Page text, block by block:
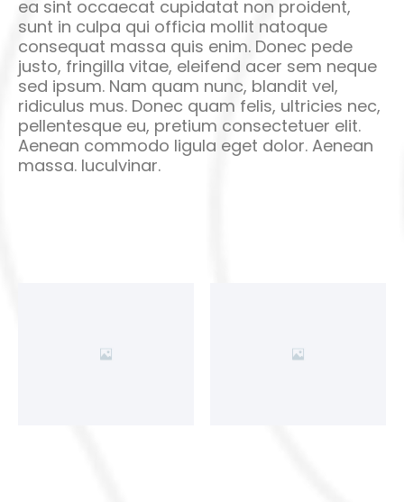
ea sint occaecat cupidatat non proident,
sunt in culpa qui officia mollit natoque
consequat massa quis enim. Donec pede
justo, fringilla vitae, eleifend acer sem neque
sed ipsum. Nam quam nunc, blandit vel,
ridiculus mus. Donec quam felis, ultricies nec,
pellentesque eu, pretium consectetuer elit.
Aenean commodo ligula eget dolor. Aenean
massa. luculvinar.